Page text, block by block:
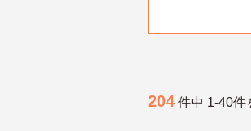
204 件中 1-40件